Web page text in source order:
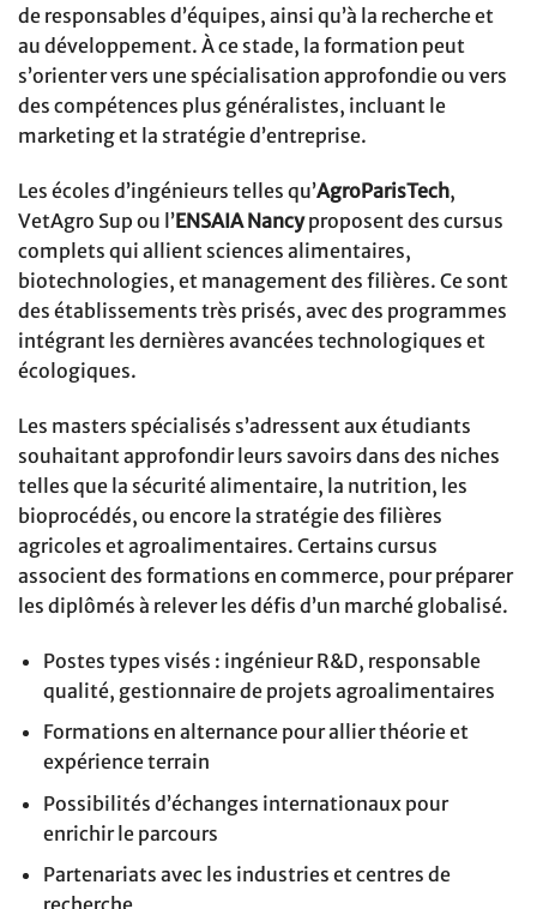
de responsables d’équipes, ainsi qu’à la recherche et
au développement. À ce stade, la formation peut
s’orienter vers une spécialisation approfondie ou vers
des compétences plus généralistes, incluant le
marketing et la stratégie d’entreprise.
Les écoles d’ingénieurs telles qu’AgroParisTech,
VetAgro Sup ou l’ENSAIA Nancyproposent des cursus
complets qui allient sciences alimentaires,
biotechnologies, et management des filières. Ce sont
des établissements très prisés, avec des programmes
intégrant les dernières avancées technologiques et
écologiques.
Les masters spécialisés s’adressent aux étudiants
souhaitant approfondir leurs savoirs dans des niches
telles que la sécurité alimentaire, la nutrition, les
bioprocédés, ou encore la stratégie des filières
agricoles et agroalimentaires. Certains cursus
associent des formations en commerce, pour préparer
les diplômés à relever les défis d’un marché globalisé.
Postes types visés : ingénieur R&D, responsable
qualité, gestionnaire de projets agroalimentaires
Formations en alternance pour allier théorie et
expérience terrain
Possibilités d’échanges internationaux pour
enrichir le parcours
Partenariats avec les industries et centres de